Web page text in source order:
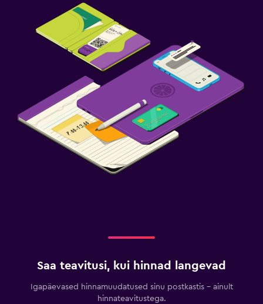
Saa teavitusi, kui hinnad langevad
Igapäevased hinnamuudatused sinu postkastis – ainult
hinnateavitustega.